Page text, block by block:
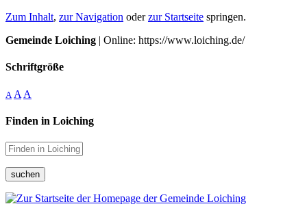
Zum Inhalt, zur Navigation oderzur Startseite springen.
Gemeinde Loiching | Online: https://www.loiching.de/
Schriftgröße
A A A
Finden in Loiching
suchen